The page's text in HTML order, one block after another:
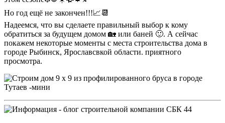
Но год ещё не закончен!!!📈📆
Надеемся, что вы сделаете правильный выбор к кому
обратиться за будущем домом 🏡 или баней 🙂. А сейчас
покажем некоторые моменты с места строительства дома в
городе Рыбинск, Ярославсвкой области. приятного
просмотра.